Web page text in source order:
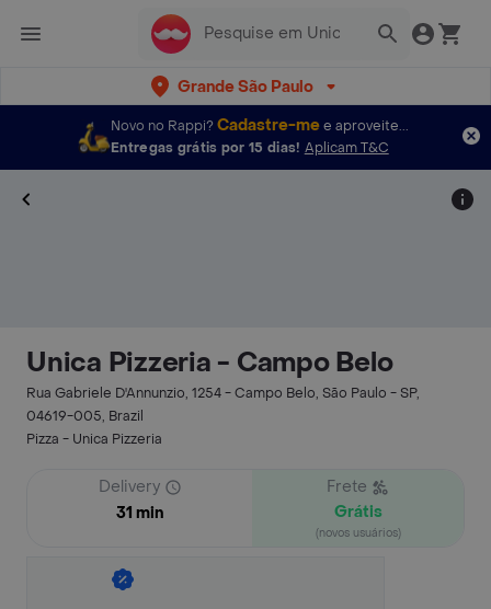
Grande São Paulo
Novo no Rappi? Cadastre-mee aproveite...
Entregas grátis por 15 dias! Aplicam T&C
Unica Pizzeria - Campo Belo
Rua Gabriele D'Annunzio, 1254 - Campo Belo, São Paulo - SP,
04619-005, Brazil
Pizza - Unica Pizzeria
Delivery
31 min
Frete
Grátis
(novos usuários)